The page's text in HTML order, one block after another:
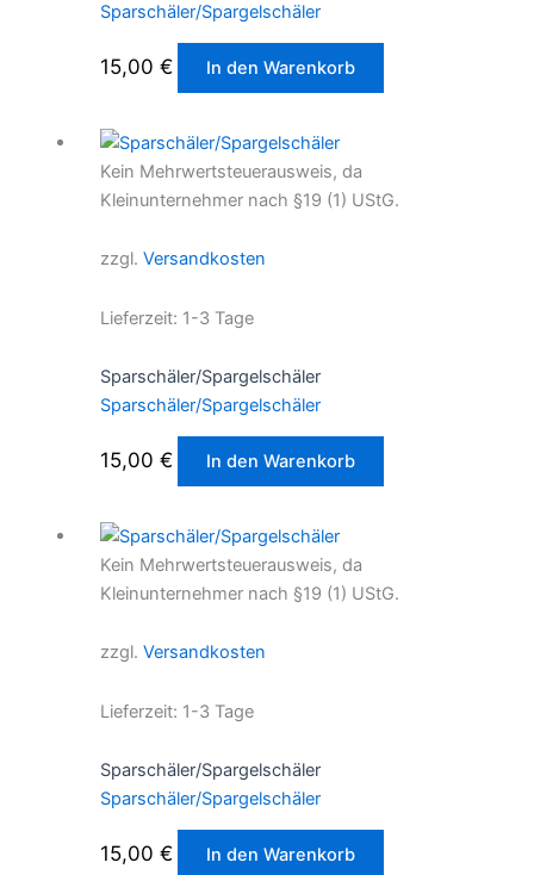
Sparschäler/Spargelschäler
15,00 € In den Warenkorb
Kein Mehrwertsteuerausweis, da
Kleinunternehmer nach §19 (1) UStG.
zzgl. Versandkosten
Lieferzeit: 1-3 Tage
Sparschäler/Spargelschäler
Sparschäler/Spargelschäler
15,00 € In den Warenkorb
Kein Mehrwertsteuerausweis, da
Kleinunternehmer nach §19 (1) UStG.
zzgl. Versandkosten
Lieferzeit: 1-3 Tage
Sparschäler/Spargelschäler
Sparschäler/Spargelschäler
15,00 € In den Warenkorb